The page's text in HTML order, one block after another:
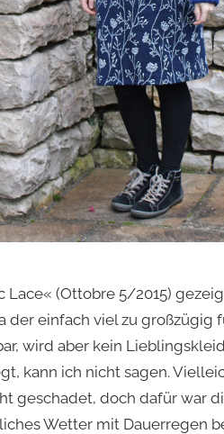
(Ottobre 5/2015)
einfach viel zu großzügig
wird aber kein
kann ich nicht sagen.
geschadet, doch dafür war
Wetter mit Dauerregen